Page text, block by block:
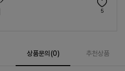
5
상품문의(0) 추천상품